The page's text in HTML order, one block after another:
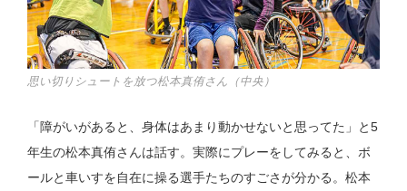
思い切りシュートを放つ松本真侑さん（中央）
「障がいがあると、身体はあまり動かせないと思ってた」と5
年生の松本真侑さんは話す。実際にプレーをしてみると、ボ
ールと車いすを自在に操る選手たちのすごさが分かる。松本